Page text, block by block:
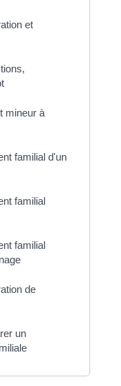
et
mineur à
familial d'un
familial
familial
de
un